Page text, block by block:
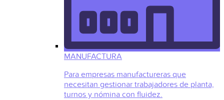
MANUFACTURA
Para empresas manufactureras que
necesitan gestionar trabajadores de planta,
turnos y nómina con fluidez.